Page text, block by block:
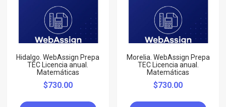
Hidalgo. WebAssign Prepa
TEC Licencia anual.
Matemáticas
$730.00
Morelia. WebAssign Prepa
TEC Licencia anual.
Matemáticas
$730.00